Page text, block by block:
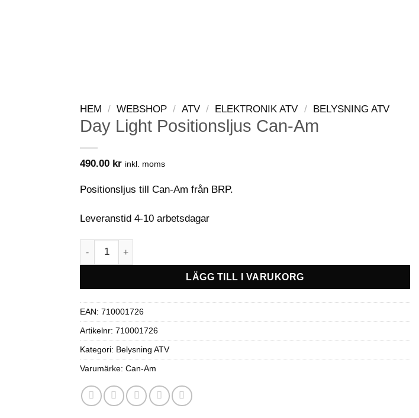
HEM / WEBSHOP / ATV / ELEKTRONIK ATV / BELYSNING ATV
Day Light Positionsljus Can-Am
490.00 kr inkl. moms
Positionsljus till Can-Am från BRP.
Leveranstid 4-10 arbetsdagar
Day Light Positionsljus Can-Am mängd
LÄGG TILL I VARUKORG
EAN: 710001726
Artikelnr: 710001726
Kategori: Belysning ATV
Varumärke: Can-Am